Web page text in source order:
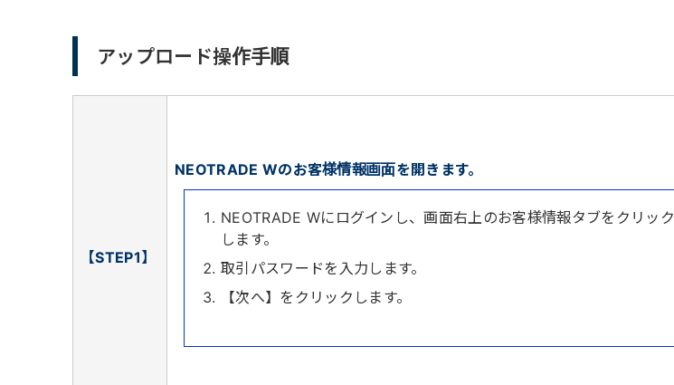
アップロード操作手順
【STEP1】
NEOTRADE Wのお客様情報画面を開きます。
NEOTRADE Wにログインし、画面右上のお客様情報タブをクリック
します。
取引パスワードを入力します。
【次へ】をクリックします。